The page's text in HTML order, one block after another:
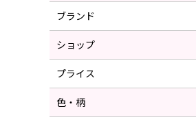
ブランド
ショップ
プライス
色・柄